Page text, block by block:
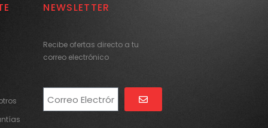
NEWSLETTER
Recibe ofertas directo a tu
correo electrónico